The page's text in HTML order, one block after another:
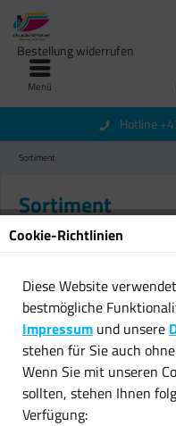
Menü
Bestellung widerrufen
Hotline
Sortiment
Sortiment
Druckerpatronen
Cookie-Richtlinien
Diese Website
bestmögliche
Impressum und unsere
stehen für Sie auch
Wenn Sie mit unseren
sollten, stehen Ihnen
Verfügung: